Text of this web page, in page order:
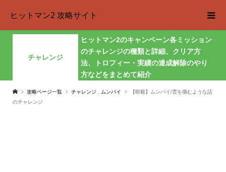
ヒットマン2 攻略サイト
チャレンジ
ヒットマン2のキャンペーン各ミッション
のチャレンジの種類と詳細、クリア方
法、トロフィー・実績の達成解除のやり
方などをまとめて紹介
攻略ページ一覧 チャレンジ ムンバイ
【暗殺】ムンバイ/雲を掴むような話
のチャレンジ